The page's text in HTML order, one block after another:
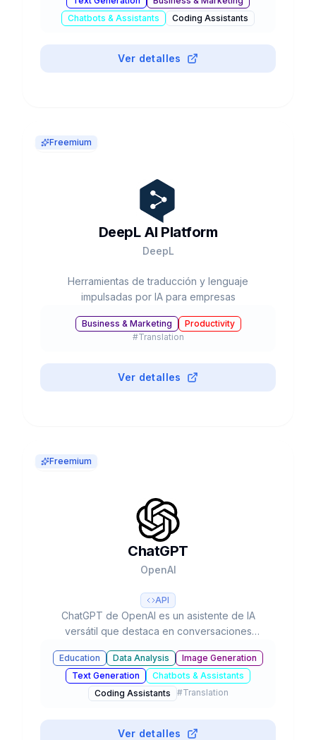
Sonnet y Haiku.
Chatbots & Assistants
Coding Assistants
Ver detalles
Freemium
DeepL AI Platform
DeepL
Herramientas de traducción y lenguaje
impulsadas por IA para empresas
Business & Marketing
Productivity
#Translation
Ver detalles
Freemium
ChatGPT
OpenAI
API
ChatGPT de OpenAI es un asistente de IA
versátil que destaca en conversaciones
de problemas complejos. Con sus capacidades
multimodales avanzadas, procesa texto, voz e
imágenes para optimizar tu productividad y
Education Data Analysis
Image Generation
Text Generation
Chatbots & Assistants
Coding Assistants
#Translation
Ver detalles